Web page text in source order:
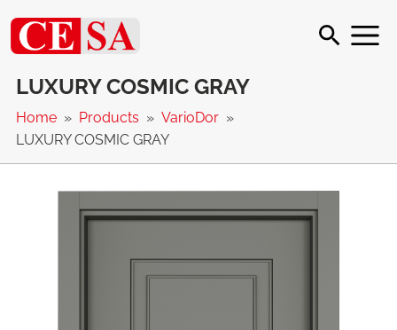
LUXURY COSMIC GRAY
Home Products
VarioDor
LUXURY COSMIC GRAY